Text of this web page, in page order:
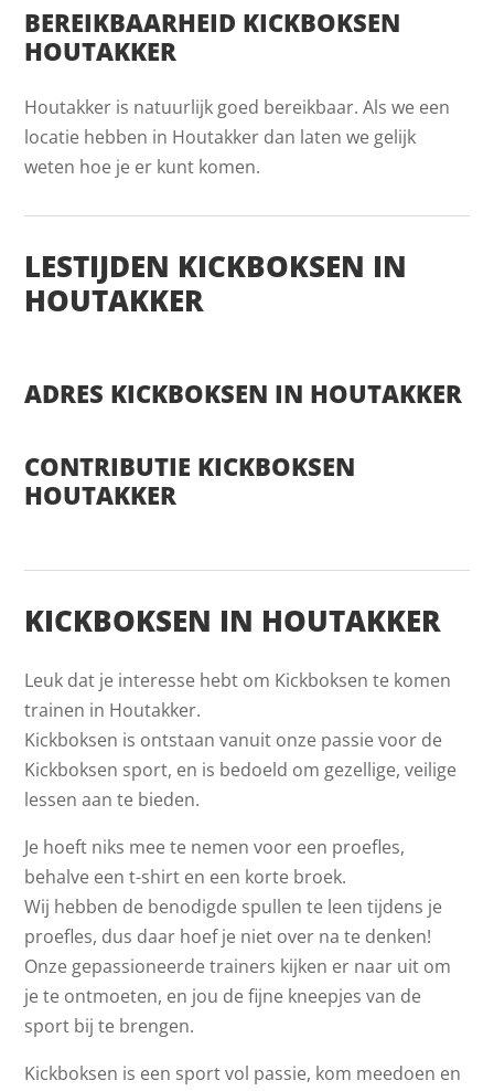
BEREIKBAARHEID KICKBOKSEN
HOUTAKKER
Houtakker is natuurlijk goed bereikbaar. Als we een
locatie hebben in Houtakker dan laten we gelijk
weten hoe je er kunt komen.
LESTIJDEN KICKBOKSEN IN
HOUTAKKER
ADRES KICKBOKSEN IN HOUTAKKER
CONTRIBUTIE KICKBOKSEN
HOUTAKKER
KICKBOKSEN IN HOUTAKKER
Leuk dat je interesse hebt om Kickboksen te komen
trainen in Houtakker.
Kickboksen is ontstaan vanuit onze passie voor de
Kickboksen sport, en is bedoeld om gezellige, veilige
lessen aan te bieden.
Je hoeft niks mee te nemen voor een proefles,
behalve een t-shirt en een korte broek.
Wij hebben de benodigde spullen te leen tijdens je
proefles, dus daar hoef je niet over na te denken!
Onze gepassioneerde trainers kijken er naar uit om
je te ontmoeten, en jou de fijne kneepjes van de
sport bij te brengen.
Kickboksen is een sport vol passie, kom meedoen en